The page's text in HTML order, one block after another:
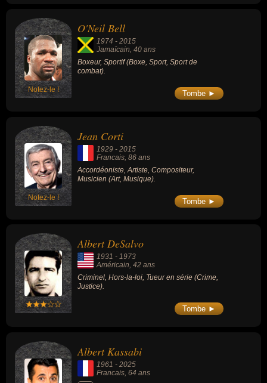
Notez-le !
O'Neil Bell
1974 - 2015
Jamaïcain, 40 ans
Boxeur, Sportif (Boxe, Sport, Sport de
combat).
Tombe ►
Notez-le !
Jean Corti
1929 - 2015
Francais , 86 ans
Accordéoniste, Artiste, Compositeur,
Musicien (Art, Musique).
Tombe ►
Albert DeSalvo
1931 - 1973
Américain, 42 ans
Criminel, Hors-la-loi, Tueur en série (Crime,
Justice).
Tombe ►
Albert Kassabi
1961 - 2025
Francais , 64 ans